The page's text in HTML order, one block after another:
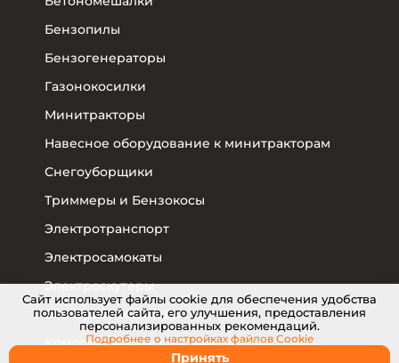
Бензопилы
Бензогенераторы
Газонокосилки
Минитракторы
Навесное оборудование к минитракторам
Снегоуборщики
Триммеры и Бензокосы
Электротранспорт
Электросамокаты
Электроскутеры
Электровелосипеды
Комплектующие для электротранспорта
Cайт использует файлы cookie для обеспечения удобства
пользователей сайта, его улучшения, предоставления
персонализированных рекомендаций.
Принять
Подробнее о настройкахфайлов Cookie